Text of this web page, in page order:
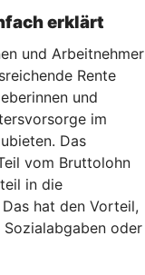
erklärt
und Arbeitnehmer
Rente
und
im
Das
vom Bruttolohn
in die
hat den Vorteil,
Sozialabgaben oder